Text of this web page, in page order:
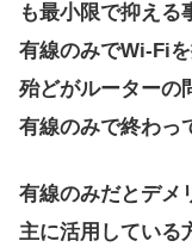
も最小限で抑える
有線のみでWi-Fi
殆どがルーターの
有線のみで終わっ
有線のみだとデメ
主に活用している